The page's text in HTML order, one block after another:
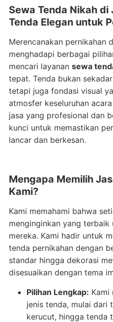
Sewa Tenda Nikah
Tenda Elegan untuk
Merencanakan pernikahan
menghadapi berbagai
mencari layanan sewa
tepat. Tenda bukan
tetapi juga fondasi visual
atmosfer keseluruhan
jasa yang profesional dan
kunci untuk memastikan
lancar dan berkesan.
Mengapa Memilih
Kami?
Kami memahami bahwa
menginginkan yang terbaik
mereka. Kami hadir untuk
tenda pernikahan dengan
standar hingga dekorasi
disesuaikan dengan tema
Pilihan Lengkap: Kami
jenis tenda, mulai dari
kerucut, hingga tenda